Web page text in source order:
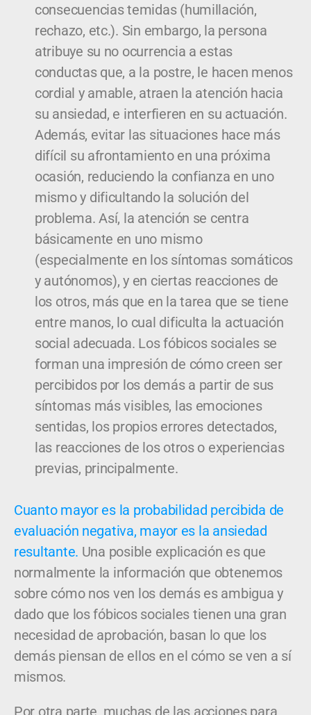
consecuencias temidas (humillación,
rechazo, etc.). Sin embargo, la persona
atribuye su no ocurrencia a estas
conductas que, a la postre, le hacen menos
cordial y amable, atraen la atención hacia
su ansiedad, e interfieren en su actuación.
Además, evitar las situaciones hace más
difícil su afrontamiento en una próxima
ocasión, reduciendo la confianza en uno
mismo y dificultando la solución del
problema. Así, la atención se centra
básicamente en uno mismo
(especialmente en los síntomas somáticos
y autónomos), y en ciertas reacciones de
los otros, más que en la tarea que se tiene
entre manos, lo cual dificulta la actuación
social adecuada. Los fóbicos sociales se
forman una impresión de cómo creen ser
percibidos por los demás a partir de sus
síntomas más visibles, las emociones
sentidas, los propios errores detectados,
las reacciones de los otros o experiencias
previas, principalmente.
Cuanto mayor es la probabilidad percibida de
evaluación negativa, mayor es la ansiedad
resultante. Una posible explicación es que
normalmente la información que obtenemos
sobre cómo nos ven los demás es ambigua y
dado que los fóbicos sociales tienen una gran
necesidad de aprobación, basan lo que los
demás piensan de ellos en el cómo se ven a sí
mismos.
Por otra parte, muchas de las acciones para